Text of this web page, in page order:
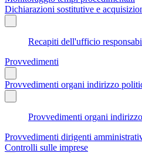
Dichiarazioni sostitutive e
Recapiti dell'ufficio
Provvedimenti
Provvedimenti organi indirizzo
Provvedimenti organi
Provvedimenti dirigenti
Controlli sulle imprese